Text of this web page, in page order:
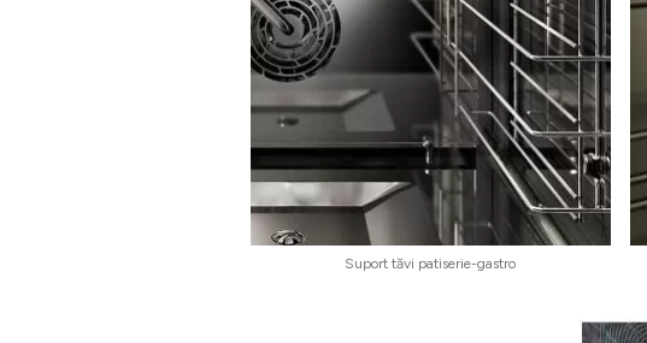
Suport tăvi patiserie-gastro